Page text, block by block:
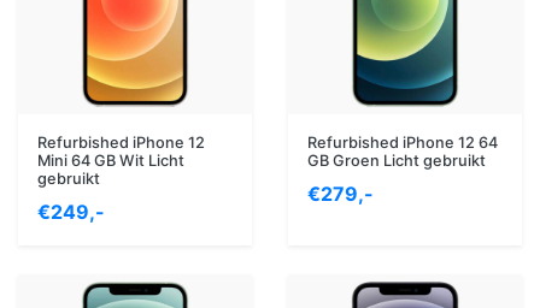
Refurbished iPhone 12
Mini 64 GB Wit Licht
gebruikt
€249,-
Refurbished iPhone 12 64
GB Groen Licht gebruikt
€279,-